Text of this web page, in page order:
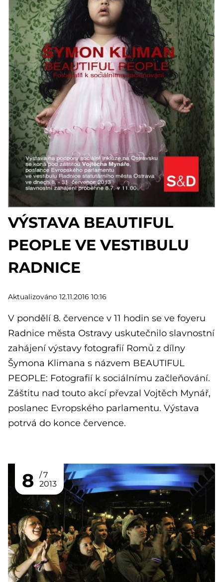
VÝSTAVA BEAUTIFUL
PEOPLE VE VESTIBULU
RADNICE
Aktualizováno 12.11.2016 10:16
V pondělí 8. července v 11 hodin se ve foyeru
Radnice města Ostravy uskutečnilo slavnostní
zahájení výstavy fotografií Romů z dílny
Šymona Klimana s názvem BEAUTIFUL
PEOPLE: Fotografií k sociálnímu začleňování.
Záštitu nad touto akcí převzal Vojtěch Mynář,
poslanec Evropského parlamentu. Výstava
potrvá do konce července.
8
7
2013